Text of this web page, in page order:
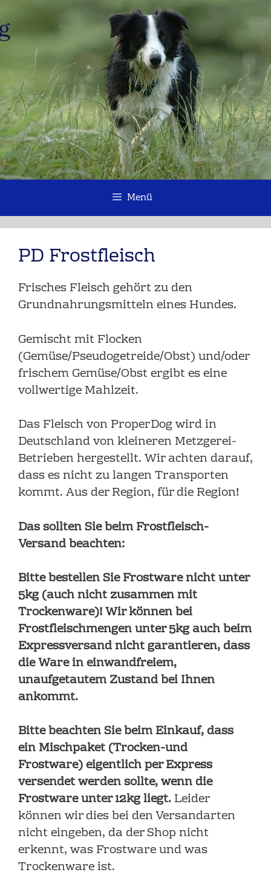
Inhalt
springen
PD Frostfleisch
Frisches Fleisch gehört zu den
Grundnahrungsmitteln eines Hundes.
Gemischt mit Flocken
(Gemüse/Pseudogetreide/Obst) und/oder
frischem Gemüse/Obst ergibt es eine
vollwertige Mahlzeit.
Das Fleisch von ProperDog wird in
Deutschland von kleineren Metzgerei-
Betrieben hergestellt. Wir achten darauf,
dass es nicht zu langen Transporten
kommt. Aus der Region, für die Region!
Das sollten Sie beim Frostfleisch-
Versand beachten:
Bitte bestellen Sie Frostware nicht unter
5kg (auch nicht zusammen mit
Trockenware)! Wir können bei
Frostfleischmengen unter 5kg auch beim
Expressversand nicht garantieren, dass
die Ware in einwandfreiem,
unaufgetautem Zustand bei Ihnen
ankommt.
Bitte beachten Sie beim Einkauf, dass
ein Mischpaket (Trocken-und
Frostware) eigentlich per Express
versendet werden sollte, wenn die
Frostware unter 12kg liegt.Leider
können wir dies bei den Versandarten
nicht eingeben, da der Shop nicht
erkennt, was Frostware und was
Trockenware ist.